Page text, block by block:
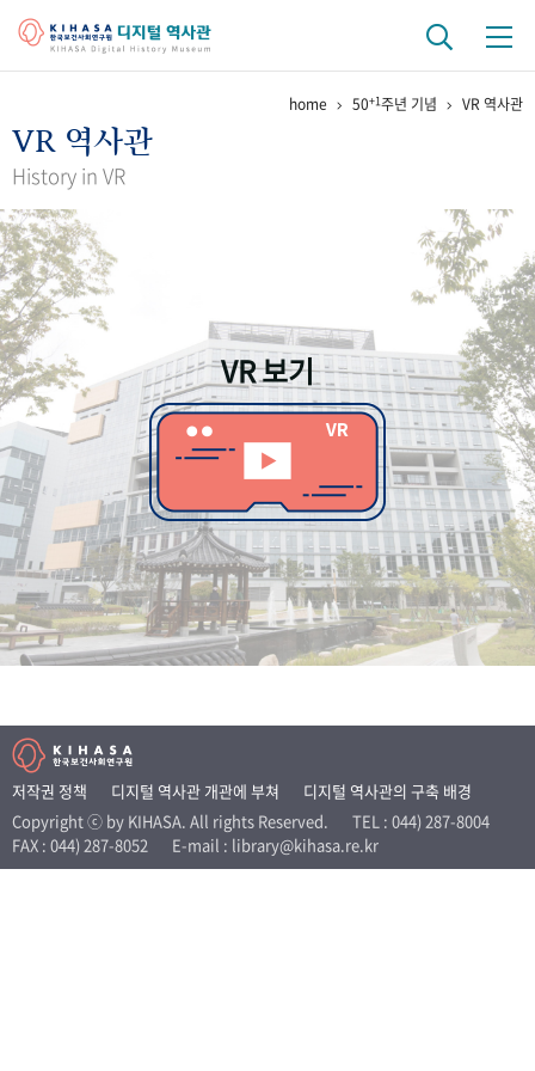
걸어온 길 기관 변천사
연구 역사
정책과 연구
간행물 변천사
기록물 아카이브
사진 아카이브 문서 기록물 행정박물 영상 기록물
50 주년 기념
성과 50선 숫자로 보는 50년 50 +1주년 광장
세계와 함께 한 KIHASA
VR 역사관
home 50+1주년 기념 VR 역사관
VR 역사관
History in VR
VR 보기
저작권 정책 디지털 역사관 개관에 부쳐
디지털 역사관의 구축 배경
Copyright ⓒ by KIHASA. All rights Reserved.
TEL : 044) 287-8004
FAX : 044) 287-8052
E-mail : library@kihasa.re.kr